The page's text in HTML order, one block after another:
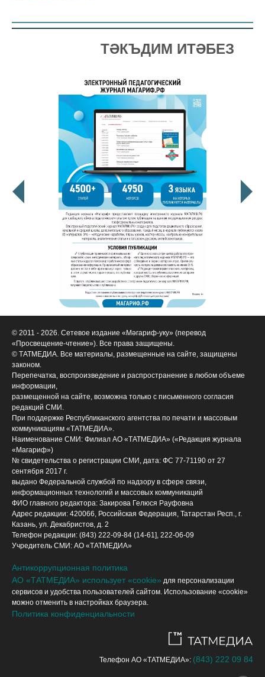
ТӘКЪДИМ ИТӘБЕЗ
© 2011 - 2026. Сетевое издание «Мәгариф-уку» (перевод
«Просвещение-чтение»). Все права защищены.
© ТАТМЕДИА. Все материалы, размещенные на сайте, защищены
законом.
Перепечатка, воспроизведение и распространение в любом объеме
информации,
размещенной на сайте, возможна только с письменного согласия
редакций СМИ.
При поддержке Республиканского агентства по печати и массовым
коммуникациям «ТАТМЕДИА».
Наименование СМИ: Филиал АО «ТАТМЕДИА» («Редакция журнала
«Магариф»)
№ свидетельства о регистрации СМИ, дата: ФС 77-71190 от 27
сентября 2017 г.
выдано Федеральной службой по надзору в сфере связи,
информационных технологий и массовых коммуникаций
ФИО главного редактора: Закирова Гелюся Рауфовна
Адрес редакции: 420066, Российская Федерация, Татарстан Респ., г.
Казань, ул. Декабристов, д. 2
Телефон редакции: (843) 222-09-84 (14-61], 222-06-09
Учредитель СМИ: АО «ТАТМЕДИА»
Антикоррупционная политика
АО «ТАТМЕДИА» использует «cookie» для персонализации
сервисов и удобства пользователей сайтом. Использование «cookie»
можно отменить в настройках браузера.
Политика конфиденциальности
Телефон АО «ТАТМЕДИА»: (843) 222 09 84